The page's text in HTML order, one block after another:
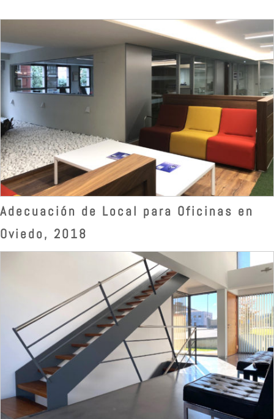
Adecuación de Local para Oficinas en
Oviedo, 2018